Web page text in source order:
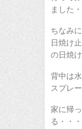
ました・
ちなみ
日焼け
の日焼
背中は
スプレ
家に帰
る・・・